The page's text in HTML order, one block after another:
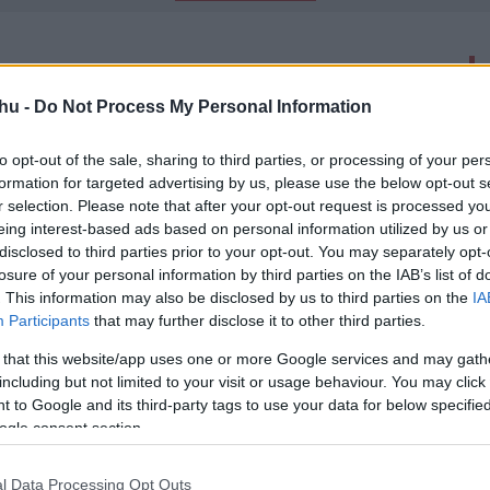
- Do Not Process My Personal Information
opt-out of the sale, sharing to third parties, or processing of your
for targeted advertising by us, please use the below opt-out
selection. Please note that after your opt-out request is processed
interest-based ads based on personal information utilized by us
to third parties prior to your opt-out. You may separately
of your personal information by third parties on the IAB’s list of
This information may also be disclosed by us to third parties on the
Participants that may further disclose it to other third parties.
that this website/app uses one or more Google services and may
but not limited to your visit or usage behaviour. You may
to Google and its third-party tags to use your data for below
consent section.
Data Processing Opt Outs
élményt ígér a hatodik Sharknado legutolsó
robotcápáktól, T-Rexeken át az időutazásig bezárólag
és időutazással jön a
6 hivatalos szinopszisa, amely alapján egészen
hogy az új rész minden eddiginél őrültebb lesz. Már